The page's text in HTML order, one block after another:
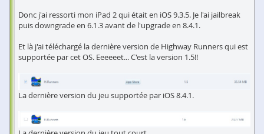
Donc j'ai ressorti mon iPad 2 qui était en iOS 9.3.5. Je l'ai jailbreak
puis downgrade en 6.1.3 avant de l'upgrade en 8.4.1.
Et là j'ai téléchargé la dernière version de Highway Runners qui est
supportée par cet OS. Eeeeeet... C'est la version 1.5!!
La dernière version du jeu supportée par iOS 8.4.1.